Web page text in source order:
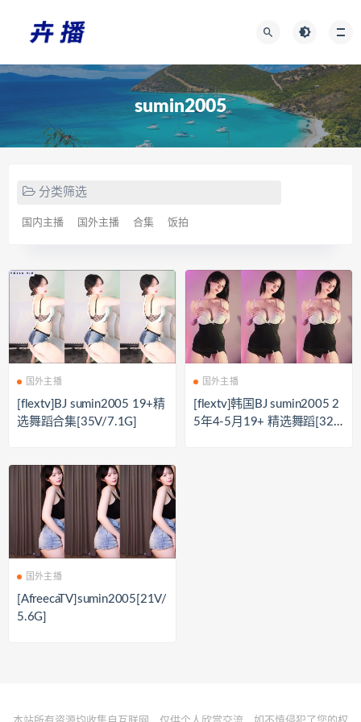
sumin2005
分类筛选
国内主播 国外主播 合集 饭拍
国外主播
[flextv]BJ sumin2005 19+精
选舞蹈合集[35V/7.1G]
国外主播
[flextv]韩国BJ sumin2005 2
5年4-5月19+ 精选舞蹈[32
国外主播
[AfreecaTV]sumin2005[21V/
5.6G]